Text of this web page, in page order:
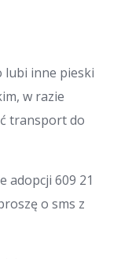
lubi inne pieski
w razie
transport do
adopcji 609 21
o sms z